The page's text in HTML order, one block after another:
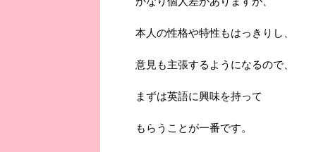
本人の性格や特性もはっきりし、
意見も主張するようになるので、
まずは英語に興味を持って
もらうことが一番です。